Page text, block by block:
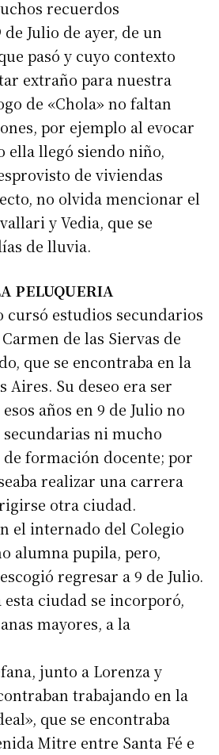
recuerdos
Julio de ayer, de un
pasó y cuyo contexto
extraño para nuestra
de «Chola» no faltan
por ejemplo al evocar
ella llegó siendo niño,
de viviendas
no olvida mencionar el
y Vedia, que se
de lluvia.
PELUQUERIA
cursó estudios secundarios
de las Siervas de
que se encontraba en la
Aires. Su deseo era ser
años en 9 de Julio no
secundarias ni mucho
formación docente; por
realizar una carrera
otra ciudad.
el internado del Colegio
alumna pupila, pero,
regresar a 9 de Julio.
ciudad se incorporó,
mayores, a la
junto a Lorenza y
trabajando en la
que se encontraba
Mitre entre Santa Fé e